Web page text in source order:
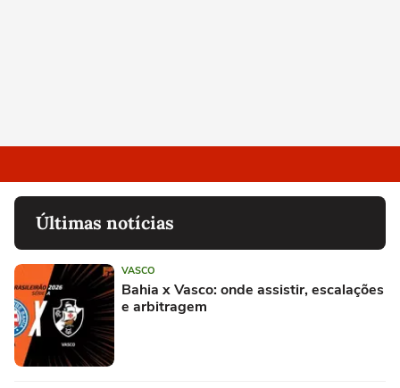
Últimas notícias
VASCO
Bahia x Vasco: onde assistir, escalações
e arbitragem